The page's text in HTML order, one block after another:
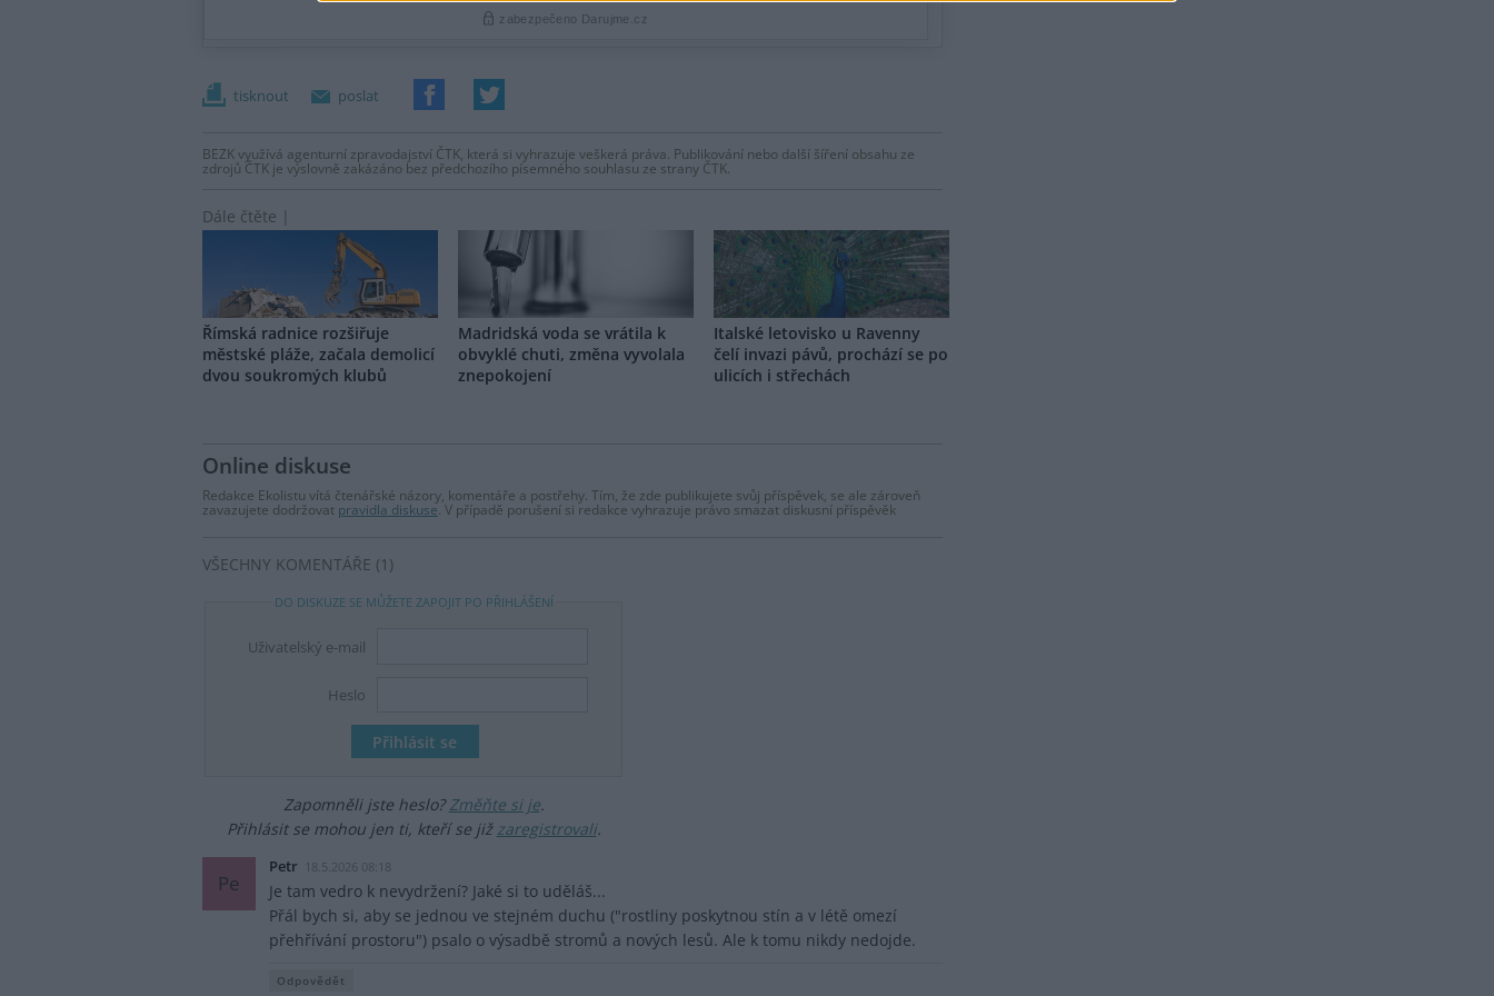
tisknout poslat
BEZK využívá agenturní zpravodajství ČTK, která si vyhrazuje veškerá práva. Publikování nebo další šíření obsahu ze
zdrojů ČTK je výslovně zakázáno bez předchozího písemného souhlasu ze strany ČTK.
Dále čtěte |
Římská radnice rozšiřuje
městské pláže, začala demolicí
dvou soukromých klubů
Madridská voda se vrátila k
obvyklé chuti, změna vyvolala
znepokojení
Italské letovisko u Ravenny
čelí invazi pávů, prochází se po
ulicích i střechách
Online diskuse
Redakce Ekolistu vítá čtenářské názory, komentáře a postřehy. Tím, že zde publikujete svůj příspěvek, se ale zároveň
zavazujete dodržovat pravidla diskuse. V případě porušení si redakce vyhrazuje právo smazat diskusní příspěvěk
VŠECHNY KOMENTÁŘE (1)
DO DISKUZE SE MŮŽETE ZAPOJIT PO PŘIHLÁŠENÍ
Uživatelský e-mail
Heslo
Zapomněli jste heslo?Změňte si je.
Přihlásit se mohou jen ti, kteří se již zaregistrovali.
Pe
Petr 18.5.2026 08:18
Je tam vedro k nevydržení? Jaké si to uděláš...
Přál bych si, aby se jednou ve stejném duchu ("rostliny poskytnou stín a v létě omezí
přehřívání prostoru") psalo o výsadbě stromů a nových lesů. Ale k tomu nikdy nedojde.
Odpovědět